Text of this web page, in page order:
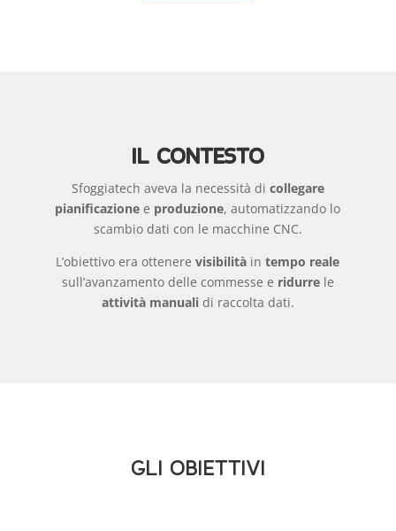
IL CONTESTO
Sfoggiatech aveva la necessità di collegare
pianificazione e produzione, automatizzando lo
scambio dati con le macchine CNC.
L’obiettivo era ottenere visibilità in tempo reale
sull’avanzamento delle commesse e ridurre le
attività manualidi raccolta dati.
GLI OBIETTIVI